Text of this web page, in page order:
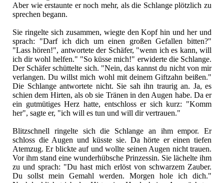
Aber wie erstaunte er noch mehr, als die Schlange plötzlich zu
sprechen begann.
Sie ringelte sich zusammen, wiegte den Kopf hin und her und
sprach: "Darf ich dich um einen großen Gefallen bitten?"
"Lass hören!", antwortete der Schäfer, "wenn ich es kann, will
ich dir wohl helfen." "So küsse mich!" erwiderte die Schlange.
Der Schäfer schüttelte sich. "Nein, das kannst du nicht von mir
verlangen. Du willst mich wohl mit deinem Giftzahn beißen."
Die Schlange antwortete nicht. Sie sah ihn traurig an. Ja, es
schien dem Hirten, als ob sie Tränen in den Augen habe. Da er
ein gutmütiges Herz hatte, entschloss er sich kurz: "Komm
her", sagte er, "ich will es tun und will dir vertrauen."
Blitzschnell ringelte sich die Schlange an ihm empor. Er
schloss die Augen und küsste sie. Da hörte er einen tiefen
Atemzug. Er blickte auf und wollte seinen Augen nicht trauen.
Vor ihm stand eine wunderhübsche Prinzessin. Sie lächelte ihm
zu und sprach: "Du hast mich erlöst von schwarzem Zauber.
Du sollst mein Gemahl werden. Morgen hole ich dich."